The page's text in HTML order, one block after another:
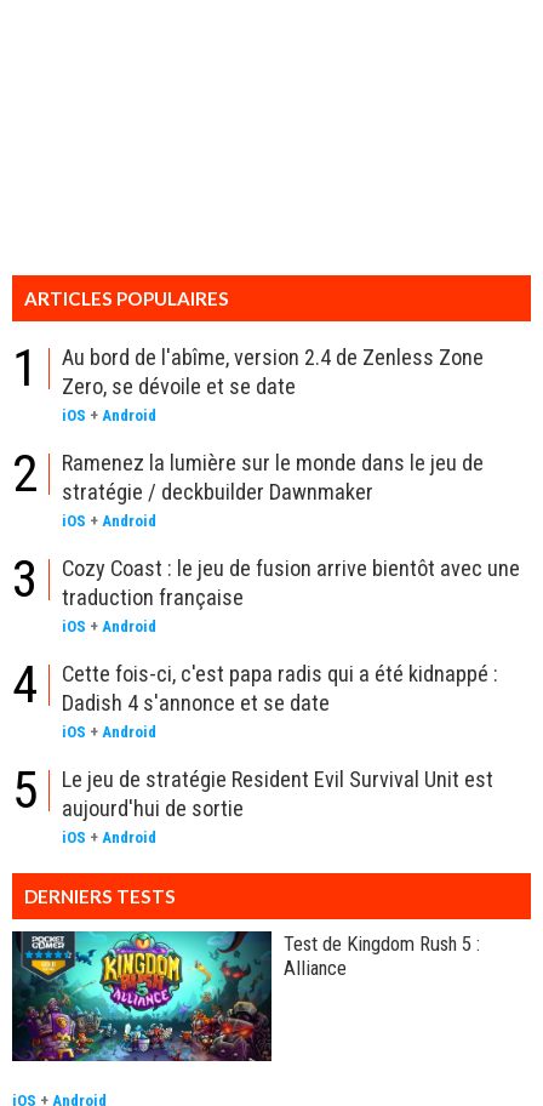
ARTICLES POPULAIRES
1
Au bord de l'abîme, version 2.4 de Zenless Zone
Zero, se dévoile et se date
iOS + Android
2
Ramenez la lumière sur le monde dans le jeu de
stratégie / deckbuilder Dawnmaker
iOS + Android
3
Cozy Coast : le jeu de fusion arrive bientôt avec une
traduction française
iOS + Android
4
Cette fois-ci, c'est papa radis qui a été kidnappé :
Dadish 4 s'annonce et se date
iOS + Android
5
Le jeu de stratégie Resident Evil Survival Unit est
aujourd'hui de sortie
iOS + Android
DERNIERS TESTS
Test de Kingdom Rush 5 :
Alliance
iOS + Android